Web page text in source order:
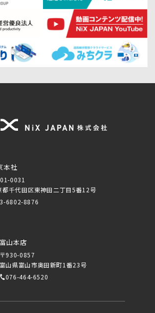
本社
0031
都千代田区東神田二丁目5番12号
6802-8876
富山本店
〒930-0857
富山県富山市奥田新町1番23号
076-464-6520